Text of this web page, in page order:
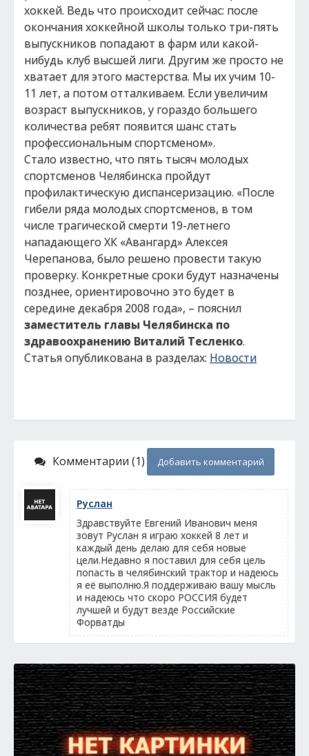
хоккей. Ведь что происходит сейчас: после
окончания хоккейной школы только три-пять
выпускников попадают в фарм или какой-
нибудь клуб высшей лиги. Другим же просто не
хватает для этого мастерства. Мы их учим 10-
11 лет, а потом отталкиваем. Если увеличим
возраст выпускников, у гораздо большего
количества ребят появится шанс стать
профессиональным спортсменом».
Стало известно, что пять тысяч молодых
спортсменов Челябинска пройдут
профилактическую диспансеризацию. «После
гибели ряда молодых спортсменов, в том
числе трагической смерти 19-летнего
нападающего ХК «Авангард» Алексея
Черепанова, было решено провести такую
проверку. Конкретные сроки будут назначены
позднее, ориентировочно это будет в
середине декабря 2008 года», – пояснил
заместитель главы Челябинска по
здравоохранению Виталий Тесленко.
Статья опубликована в разделах: Новости
Комментарии (1) Добавить комментарий
Руслан
Здравствуйте Евгений Иванович меня
зовут Руслан я играю хоккей 8 лет и
каждый день делаю для себя новые
цели.Недавно я поставил для себя цель
попасть в челябинский трактор и надеюсь
я её выполню.Я поддерживаю вашу мысль
и надеюсь что скоро РОССИЯ будет
лучшей и будут везде Российские
Форватды